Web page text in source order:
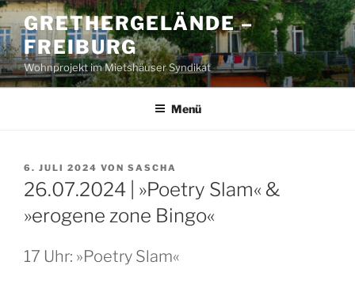
Zum
Inhalt
springen
GRETHERGELÄNDE –
FREIBURG
Wohnprojekt im Mietshäuser Syndikat
Menü
VERÖFFENTLICHT
AM
6. JULI 2024 VON SASCHA
26.07.2024 | »Poetry Slam« &
»erogene zone Bingo«
17 Uhr: »Poetry Slam«